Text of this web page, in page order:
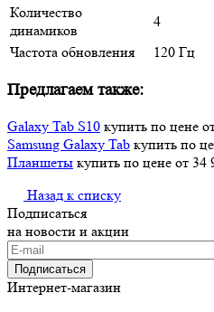
Количество
динамиков
4
Частота обновления
120 Гц
Предлагаем также:
Galaxy Tab S10 купить по цене
Samsung Galaxy Tab купить по
Планшеты купить по цене от 34
Назад к списку
Подписаться
на новости и акции
Подписаться
Интернет-магазин